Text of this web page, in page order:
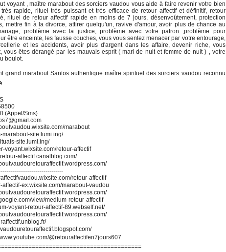
voyant , maître marabout des sorciers vaudou vous aide à faire revenir votre bien
rapide, rituel très puissant et très efficace de retour affectif et définitif, retour
rituel de retour affectif rapide en moins de 7 jours, désenvoûtement, protection
mettre fin à la divorce, attirer quelqu'un, ravive d'amour, avoir plus de chance au
problème avec la justice, problème avec votre patron ,problème pour
être enceinte, les fausse couches, vous vous sentez menacer par votre entourage,
et les accidents, avoir plus d'argent dans les affaire, devenir riche, vous
vous êtes dérangé par les mauvais esprit ( mari de nuit et femme de nuit ) , votre
boulot.
grand marabout Santos authentique maître spirituel des sorciers vaudou reconnu
(Appel/Sms)
marabout
marabout-site.lumi.ing/
site.lumi.ing/
voyant.wixsite.com/retour-affectif
affectif.canalblog.com/
retour-affectif
affectif-ex.wixsite.com/marabout-vaudou
view/medium-retour-affectif
voyant-retour-affectif-89.webself.net/
@retouraffectifen7jours607